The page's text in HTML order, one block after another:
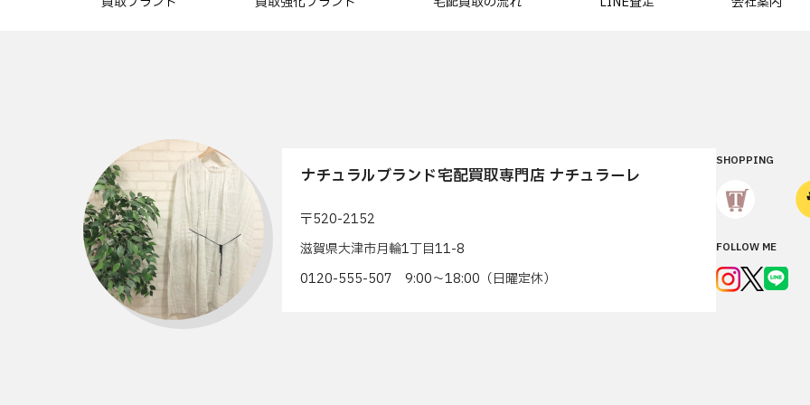
ナチュラルブランド宅配買取専門店 ナチュラーレ
〒520-2152
滋賀県大津市月輪1丁目11-8
0120-555-507 9:00〜18:00（日曜定休）
SHOPPING
FOLLOW ME